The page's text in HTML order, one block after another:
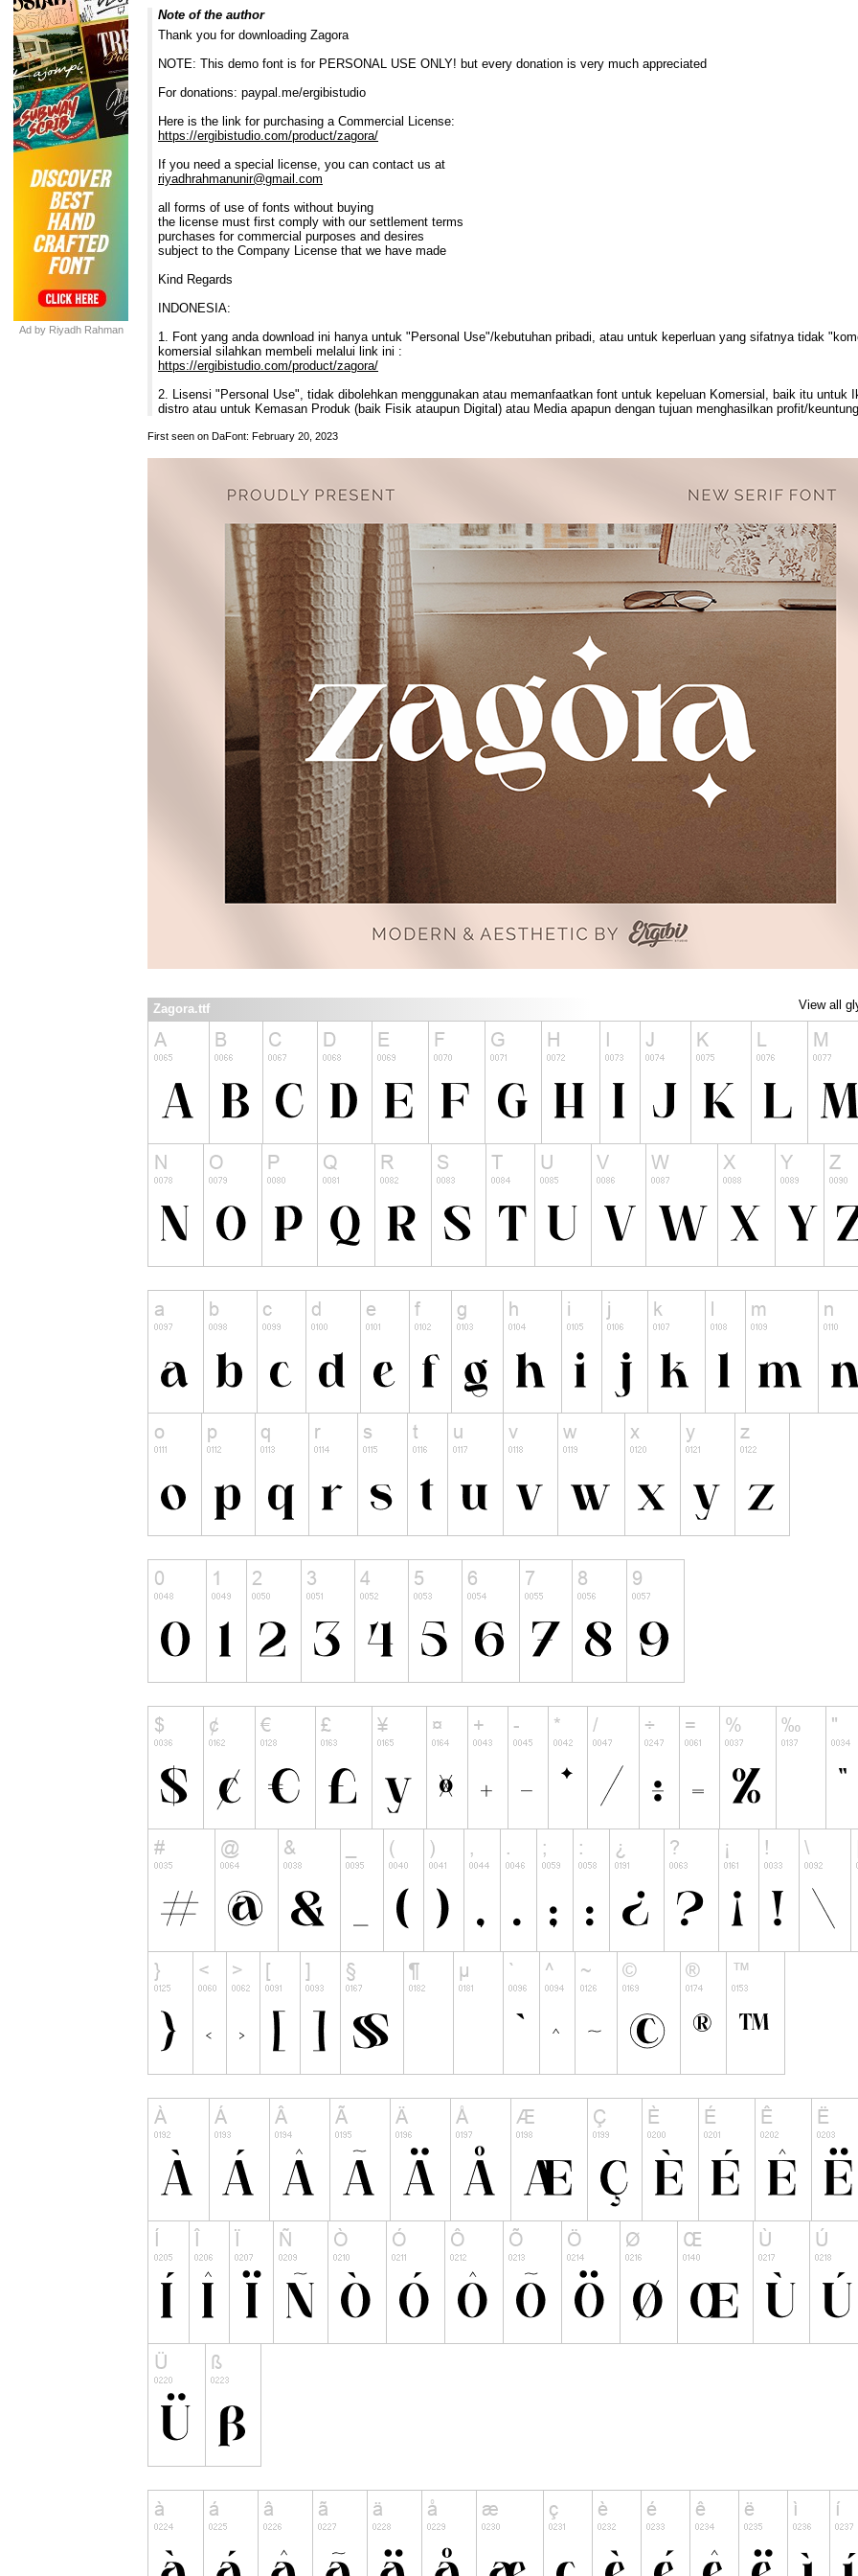
Ad by Riyadh Rahman
Note of the author
Thank you for downloading Zagora
NOTE: This demo font is for PERSONAL USE ONLY! but every donation is very much appreciated
For donations: paypal.me/ergibistudio
Here is the link for purchasing a Commercial License:
https://ergibistudio.com/product/zagora/
If you need a special license, you can contact us at
riyadhrahmanunir@gmail.com
all forms of use of fonts without buying
the license must first comply with our settlement terms
purchases for commercial purposes and desires
subject to the Company License that we have made
Kind Regards
INDONESIA:
1. Font yang anda download ini hanya untuk "Personal Use"/kebutuhan pribadi, atau untuk keperluan yang sifatnya tidak
komersial silahkan membeli melalui link ini :
https://ergibistudio.com/product/zagora/
2. Lisensi "Personal Use", tidak dibolehkan menggunakan atau memanfaatkan font untuk kepeluan Komersial, baik itu
distro atau untuk Kemasan Produk (baik Fisik ataupun Digital) atau Media apapun dengan tujuan menghasilkan profit/
First seen on DaFont: February 20, 2023
View all
Zagora.ttf